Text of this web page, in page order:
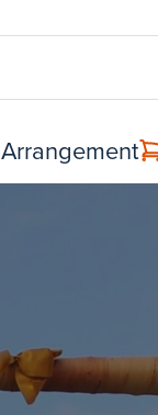
Arrangement